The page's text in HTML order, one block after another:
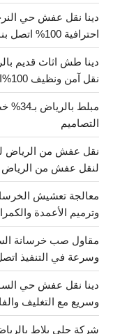
احترافية 100% اتصل بنا
دينا طش اثاث قديم
نقل آمن ونظيف 100%احجز الان
مبلط
التصاميم
لنقل عفش من الرياض
معالجة تعشيش
وترميم الأعمدة
وسرعة في التنفيذ
وسريع مع التغليف